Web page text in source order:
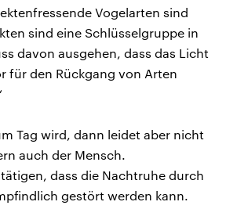
Vogelarten sind
sind eine Schlüsselgruppe in
davon ausgehen, dass das Licht
für den Rückgang von Arten
Tag wird, dann leidet aber nicht
auch der Mensch.
dass die Nachtruhe durch
gestört werden kann.